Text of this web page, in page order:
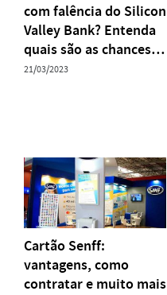
com falência do Silicon
Valley Bank? Entenda
quais são as chances…
21/03/2023
Cartão Senff:
vantagens, como
contratar e muito mais